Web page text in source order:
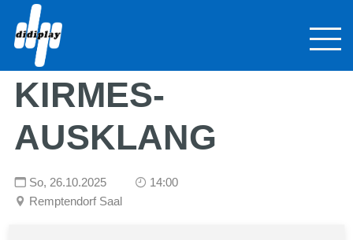
REMPTENDORFER
KIRMES-
AUSKLANG
So, 26.10.2025
14:00
Remptendorf Saal